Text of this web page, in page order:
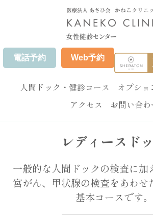
電話予約 Web予約
人間ドック・健診コース オプショ
アクセス
お問い合わ
レディースド
一般的な人間ドックの検査に加
宮がん、甲状腺の検査をあわせ
基本コースです。